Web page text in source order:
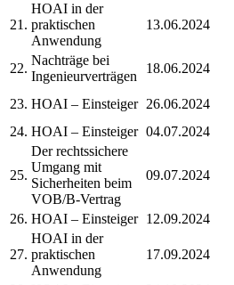
21.
HOAI in der
praktischen
Anwendung
13.06.2024
22.
Nachträge bei
Ingenieurverträgen
18.06.2024
23. HOAI – Einsteiger 26.06.2024
24. HOAI – Einsteiger 04.07.2024
25.
Der rechtssichere
Umgang mit
Sicherheiten beim
VOB/B-Vertrag
09.07.2024
26. HOAI – Einsteiger 12.09.2024
27.
HOAI in der
praktischen
Anwendung
17.09.2024